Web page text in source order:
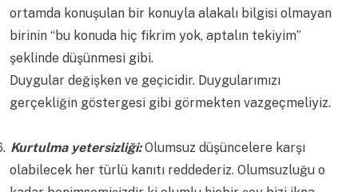
ortamda konuşulan bir konuyla alakalı bilgisi olmayan
birinin “bu konuda hiç fikrim yok, aptalın tekiyim”
şeklinde düşünmesi gibi.
Duygular değişken ve geçicidir. Duygularımızı
gerçekliğin göstergesi gibi görmekten vazgeçmeliyiz.
Kurtulma yetersizliği:Olumsuz düşüncelere karşı
olabilecek her türlü kanıtı reddederiz. Olumsuzluğu o